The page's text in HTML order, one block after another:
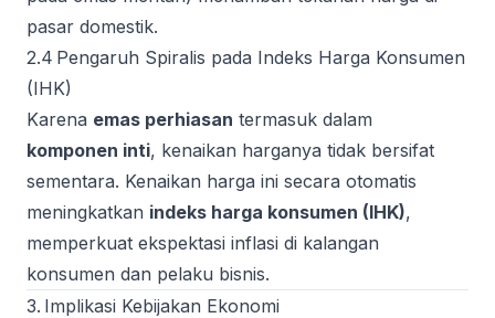
pasar domestik.
2.4 Pengaruh Spiralis pada Indeks Harga Konsumen
(IHK)
Karena emas perhiasan termasuk dalam
komponen inti, kenaikan harganya tidak bersifat
sementara. Kenaikan harga ini secara otomatis
meningkatkan indeks harga konsumen (IHK),
memperkuat ekspektasi inflasi di kalangan
konsumen dan pelaku bisnis.
3. Implikasi Kebijakan Ekonomi